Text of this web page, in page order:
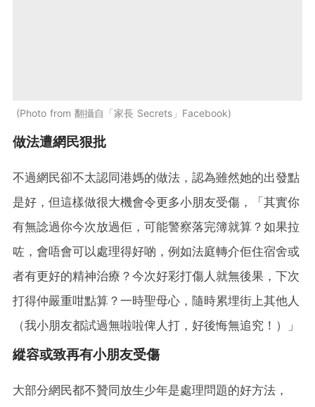
Photo from 翻攝自「家長 Secrets」Facebook
做法遭網民狠批
不過網民卻不太認同港媽的做法，認為雖然她的出發點
是好，但這樣做很大機會令更多小朋友受傷，「其實你
有無諗過你今次放過佢，可能警察落完簿就算？如果拉
咗，會唔會可以處理得好啲，例如法庭轉介佢住宿舍或
者有更好的精神治療？今次好彩打傷人就無後果，下次
打得仲嚴重咁點算？一時聖母心，隨時累埋街上其他人
（我小朋友都試過無啦啦俾人打，好後悔無追究！）」
縱容或致再有小朋友受傷
大部分網民都不贊同放生少年是處理問題的好方法，